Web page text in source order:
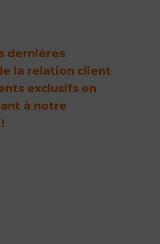
dernières
la relation client
exclusifs en
à notre